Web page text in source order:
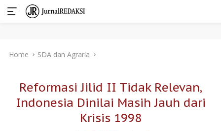
Home SDA dan Agraria
Reformasi Jilid II Tidak Relevan,
Indonesia Dinilai Masih Jauh dari
Krisis 1998